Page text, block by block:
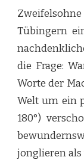
Tübingern
die Frage:
Worte der
Welt um ein
180°)
jonglieren als